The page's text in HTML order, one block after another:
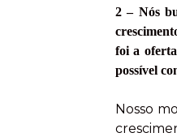
2 – Nós
foi a
possível
Nosso